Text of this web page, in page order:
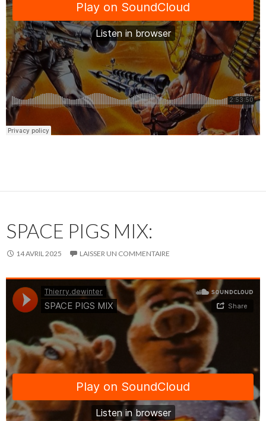
SPACE PIGS MIX:
14 AVRIL 2025 LAISSER UN COMMENTAIRE